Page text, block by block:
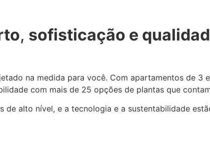
, sofisticação e
na medida para você. Com apartamentos de 3
com mais de 25 opções de plantas que
de alto nível, e a tecnologia e a sustentabilidade